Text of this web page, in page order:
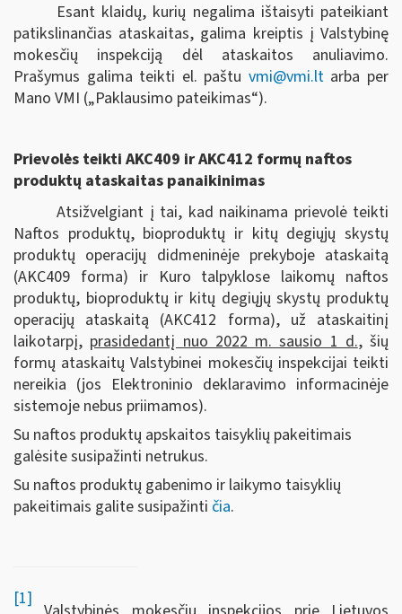
Esant klaidų, kurių negalima ištaisyti pateikiant
patikslinančias ataskaitas, galima kreiptis į Valstybinę
mokesčių inspekciją dėl ataskaitos anuliavimo.
Prašymus galima teikti el. paštu vmi@vmi.ltarba per
Mano VMI („Paklausimo pateikimas“).
Prievolės teikti AKC409 ir AKC412 formų naftos
produktų ataskaitas panaikinimas
Atsižvelgiant į tai, kad naikinama prievolė teikti
Naftos produktų, bioproduktų ir kitų degiųjų skystų
produktų operacijų didmeninėje prekyboje ataskaitą
(AKC409 forma) ir Kuro talpyklose laikomų naftos
produktų, bioproduktų ir kitų degiųjų skystų produktų
operacijų ataskaitą (AKC412 forma), už ataskaitinį
laikotarpį, prasidedantį nuo 2022 m. sausio 1 d., šių
formų ataskaitų Valstybinei mokesčių inspekcijai teikti
nereikia (jos Elektroninio deklaravimo informacinėje
sistemoje nebus priimamos).
Su naftos produktų apskaitos taisyklių pakeitimais
galėsite susipažinti netrukus.
Su naftos produktų gabenimo ir laikymo taisyklių
pakeitimais galite susipažinti čia.
[1]